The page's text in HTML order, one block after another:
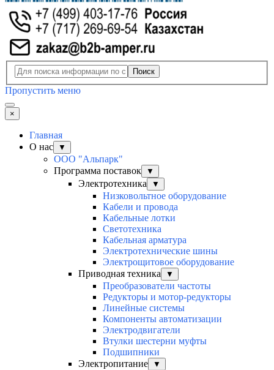
Поиск
Пропустить меню
×
Главная
О нас
▼
ООО "Альпарк"
Программа поставок
▼
Электротехника ▼
Низковольтное оборудование
Кабели и провода
Кабельные лотки
Светотехника
Кабельная арматура
Электротехнические шины
Электрощитовое оборудование
Приводная техника
▼
Преобразователи частоты
Редукторы и мотор-редукторы
Линейные системы
Компоненты автоматизации
Электродвигатели
Втулки шестерни муфты
Подшипники
Электропитание
▼